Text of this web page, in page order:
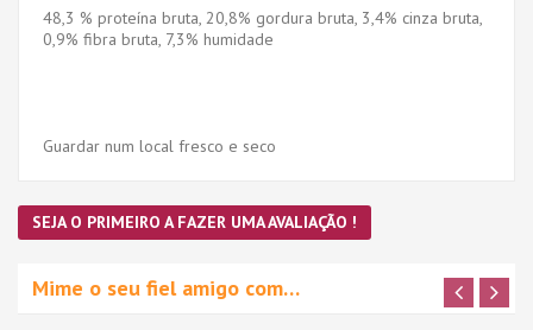
48,3 % proteína bruta, 20,8% gordura bruta, 3,4% cinza bruta,
0,9% fibra bruta, 7,3% humidade
Guardar num local fresco e seco
SEJA O PRIMEIRO A FAZER UMA AVALIAÇÃO !
Mime o seu fiel amigo com…